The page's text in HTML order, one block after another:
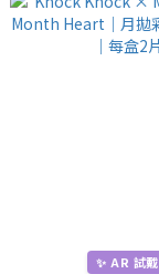
✨ AR 試戴